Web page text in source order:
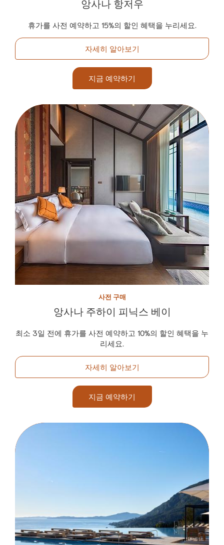
앙사나 항저우
휴가를 사전 예약하고 15%의 할인 혜택을 누리세요.
자세히 알아보기
지금 예약하기
사전 구매
앙사나 주하이 피닉스 베이
최소 3일 전에 휴가를 사전 예약하고 10%의 할인 혜택을 누
리세요.
자세히 알아보기
지금 예약하기